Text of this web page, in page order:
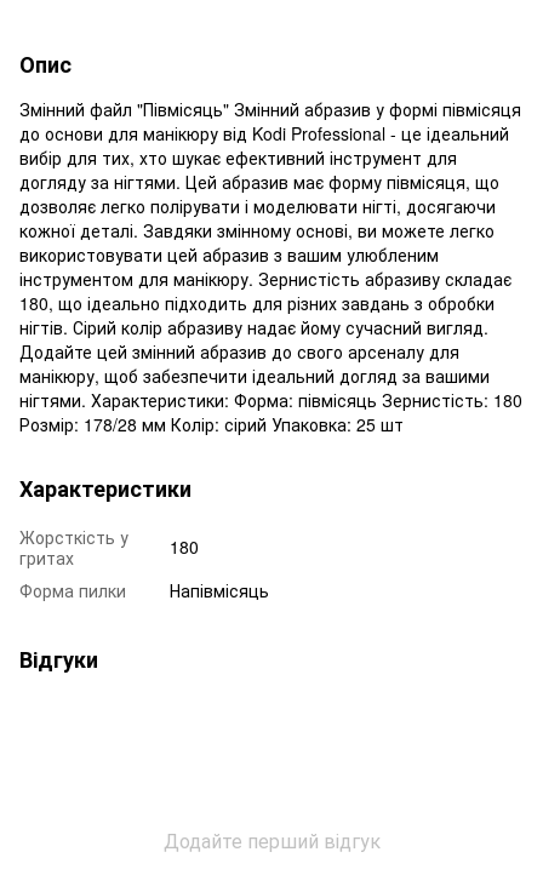
Опис
Змінний файл "Півмісяць" Змінний абразив у формі півмісяця
до основи для манікюру від Kodi Professional - це ідеальний
вибір для тих, хто шукає ефективний інструмент для
догляду за нігтями. Цей абразив має форму півмісяця, що
дозволяє легко полірувати і моделювати нігті, досягаючи
кожної деталі. Завдяки змінному основі, ви можете легко
використовувати цей абразив з вашим улюбленим
інструментом для манікюру. Зернистість абразиву складає
180, що ідеально підходить для різних завдань з обробки
нігтів. Сірий колір абразиву надає йому сучасний вигляд.
Додайте цей змінний абразив до свого арсеналу для
манікюру, щоб забезпечити ідеальний догляд за вашими
нігтями. Характеристики: Форма: півмісяць Зернистість: 180
Розмір: 178/28 мм Колір: сірий Упаковка: 25 шт
Характеристики
Жорсткість у
гритах
180
Форма пилки
Напівмісяць
Відгуки
Додайте перший відгук